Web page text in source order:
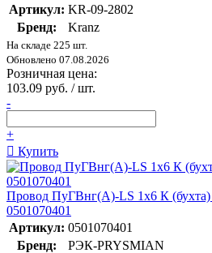
Артикул: KR-09-2802
Бренд:
Kranz
На складе 225 шт.
Обновлено 07.08.2026
Розничная цена:
103.09 руб. / шт.
-
+
Купить
Провод ПуГВнг(А)-LS 1х6 К
0501070401
Артикул: 0501070401
Бренд:
РЭК-PRYSMIAN